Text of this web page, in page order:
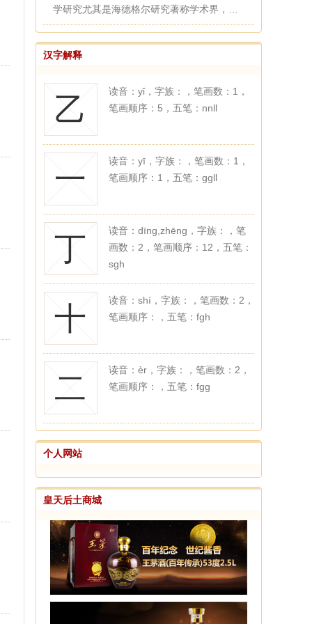
学研究尤其是海德格尔研究著称学术界，于
分析哲学（维特根斯坦、语...
汉字解释
乙
读音：yǐ，字族：，笔画数：1，
笔画顺序：5，五笔：nnll
一
读音：yī，字族：，笔画数：1，
笔画顺序：1，五笔：ggll
丁
读音：dīng,zhēng，字族：，笔
画数：2，笔画顺序：12，五笔：
sgh
十
读音：shí，字族：，笔画数：2，
笔画顺序：，五笔：fgh
二
读音：èr，字族：，笔画数：2，
笔画顺序：，五笔：fgg
个人网站
皇天后土商城